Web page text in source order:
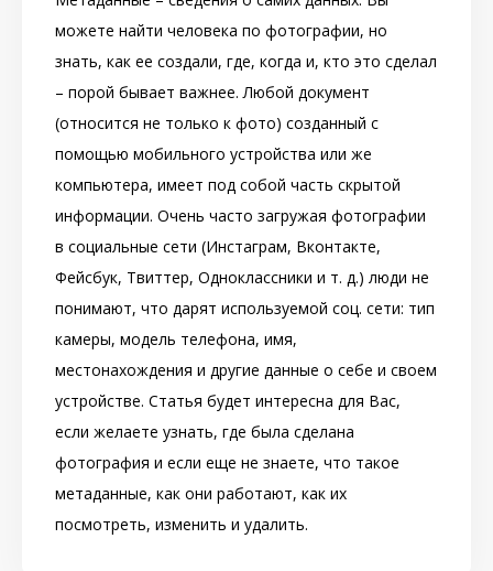
можете найти человека по фотографии, но
знать, как ее создали, где, когда и, кто это сделал
– порой бывает важнее. Любой документ
(относится не только к фото) созданный с
помощью мобильного устройства или же
компьютера, имеет под собой часть скрытой
информации. Очень часто загружая фотографии
в социальные сети (Инстаграм, Вконтакте,
Фейсбук, Твиттер, Одноклассники и т. д.) люди не
понимают, что дарят используемой соц. сети: тип
камеры, модель телефона, имя,
местонахождения и другие данные о себе и своем
устройстве. Статья будет интересна для Вас,
если желаете узнать, где была сделана
фотография и если еще не знаете, что такое
метаданные, как они работают, как их
посмотреть, изменить и удалить.